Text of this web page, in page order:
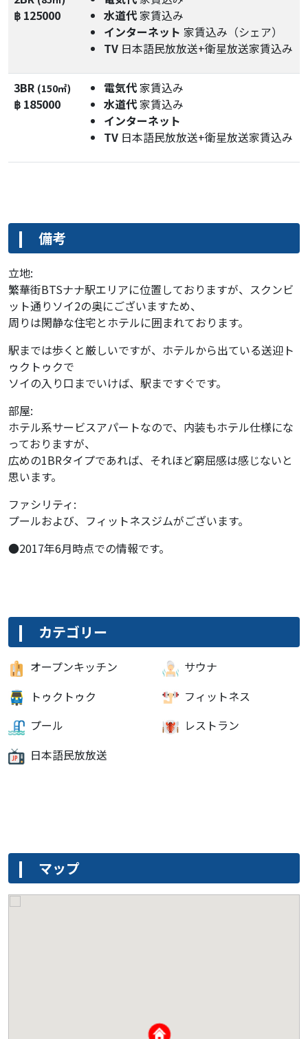
฿ 125000
水道代家賃込み
インターネット 家賃込み（シェア）
TV 日本語民放放送+衛星放送家賃込み
3BR (150㎡)
฿ 185000
電気代家賃込み
水道代家賃込み
インターネット
TV 日本語民放放送+衛星放送家賃込み
備考
立地:
繁華街BTSナナ駅エリアに位置しておりますが、スクンビ
ット通りソイ2の奥にございますため、
周りは閑静な住宅とホテルに囲まれております。
駅までは歩くと厳しいですが、ホテルから出ている送迎ト
ゥクトゥクで
ソイの入り口までいけば、駅まですぐです。
部屋:
ホテル系サービスアパートなので、内装もホテル仕様にな
っておりますが、
広めの1BRタイプであれば、それほど窮屈感は感じないと
思います。
ファシリティ:
プールおよび、フィットネスジムがございます。
●2017年6月時点での情報です。
カテゴリー
オープンキッチン
サウナ
トゥクトゥク
フィットネス
プール
レストラン
日本語民放放送
マップ